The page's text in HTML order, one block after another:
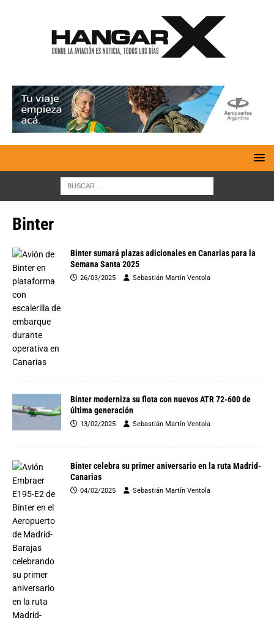
Binter
Binter sumará plazas adicionales en Canarias para la
Semana Santa 2025
26/03/2025 Sebastián Martín Ventola
Binter moderniza su flota con nuevos ATR 72-600 de
última generación
13/02/2025 Sebastián Martín Ventola
Binter celebra su primer aniversario en la ruta Madrid-
Canarias
04/02/2025 Sebastián Martín Ventola